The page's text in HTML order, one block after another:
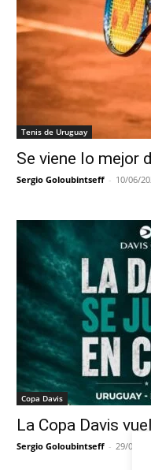
Tenis de Uruguay
Se viene lo mejor
Sergio Goloubintseff - 10/06/
Copa Davis
La Copa Davis
Sergio Goloubintseff - 29/05/